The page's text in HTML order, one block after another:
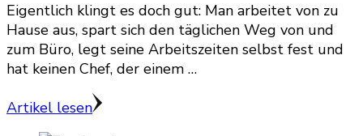
Eigentlich klingt es doch gut: Man arbeitet von zu
Hause aus, spart sich den täglichen Weg von und
zum Büro, legt seine Arbeitszeiten selbst fest und
hat keinen Chef, der einem …
Artikel lesen